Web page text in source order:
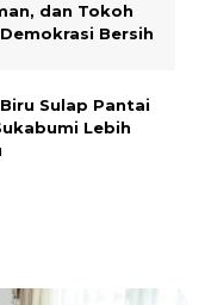
dan Tokoh
Bersih
Sulap Pantai
Lebih